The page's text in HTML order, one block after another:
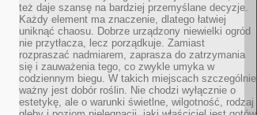
też daje szansę na bardziej przemyślane decyzje.
Każdy element ma znaczenie, dlatego łatwiej
uniknąć chaosu. Dobrze urządzony niewielki ogród
nie przytłacza, lecz porządkuje. Zamiast
rozpraszać nadmiarem, zaprasza do zatrzymania
się i zauważenia tego, co zwykle umyka w
codziennym biegu. W takich miejscach szczególnie
ważny jest dobór roślin. Nie chodzi wyłącznie o
estetykę, ale o warunki świetlne, wilgotność, rodzaj